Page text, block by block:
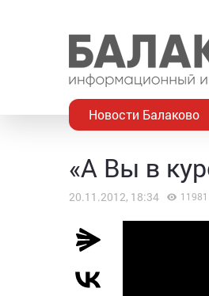
Новости Балаково
«А Вы в
20.11.2012, 18:34 11981